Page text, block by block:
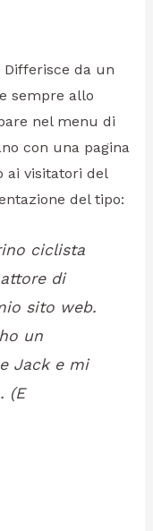
Differisce da un
sempre allo
nel menu di
con una pagina
ai visitatori del
del tipo:
ciclista
di
sito web.
un
Jack e mi
(E